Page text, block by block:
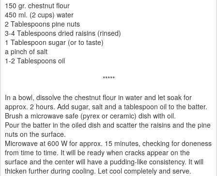
150 gr. chestnut flour
450 ml. (2 cups) water
2 Tablespoons pine nuts
3-4 Tablespoons dried raisins (rinsed)
1 Tablespoon sugar (or to taste)
a pinch of salt
1-2 Tablespoons oil
*****
In a bowl, dissolve the chestnut flour in water and let soak for
approx. 2 hours. Add sugar, salt and a tablespoon oil to the batter.
Brush a microwave safe (pyrex or ceramic) dish with oil.
Pour the batter in the oiled dish and scatter the raisins and the pine
nuts on the surface.
Microwave at 600 W for approx. 15 minutes, checking for doneness
from time to time. It will be ready when cracks appear on the
surface and the center will have a pudding-like consistency. It will
thicken further during cooling. Let cool completely and serve.